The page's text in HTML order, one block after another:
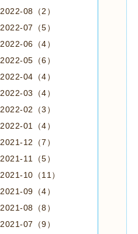
2022-08（2）
2022-07（5）
2022-06（4）
2022-05（6）
2022-04（4）
2022-03（4）
2022-02（3）
2022-01（4）
2021-12（7）
2021-11（5）
2021-10（11）
2021-09（4）
2021-08（8）
2021-07（9）